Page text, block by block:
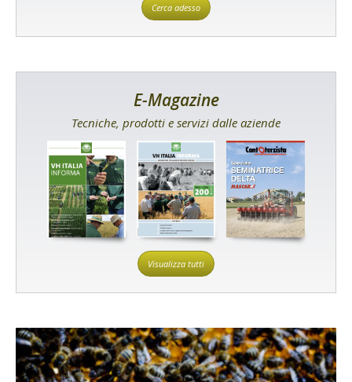
Cerca adesso
E-Magazine
Tecniche, prodotti e servizi dalle aziende
Visualizza tutti